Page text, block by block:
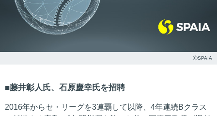
ⒸSPAIA
藤井彰人氏、石原慶幸氏を招聘
2016年からセ・リーグを3連覇して以降、4年連続Bクラス